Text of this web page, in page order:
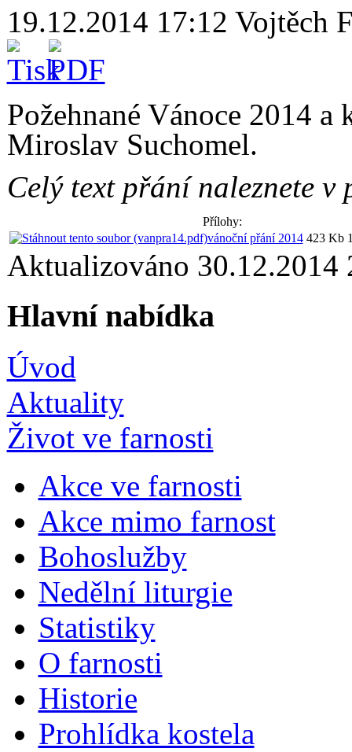
19.12.2014 17:12 Vojtěch
Požehnané Vánoce 2014
Miroslav Suchomel.
Celý text přání naleznete v
Přílohy:
vánoční přání 2014 423 Kb
Aktualizováno
Hlavní nabídka
Úvod
Aktuality
Život ve farnosti
Akce ve farnosti
Akce mimo farnost
Bohoslužby
Nedělní liturgie
Statistiky
O farnosti
Historie
Prohlídka kostela